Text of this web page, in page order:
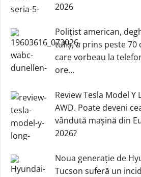
2026
Polițist american,
tufiș, a prins peste 70
care vorbeau la
ore…
Review Tesla Model Y
AWD. Poate deveni
vândută mașină din
2026?
Noua generație de
Tucson suferă un